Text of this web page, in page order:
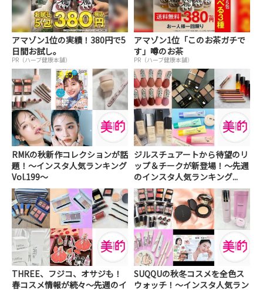
アマゾン1位の実績！380円で5
日間お試し。
PR（ハーブ健康本舗）
アマゾン1位「このお茶ガチで
す」噂のお茶
PR（ハーブ健康本舗）
RMKの秋新作コレクションが話
題！～インスタ人気ランキング
Vol.199～
ジルスチュアートから待望のリ
ップ＆チークが新登場！～先週
のインスタ人気ランキング...
THREE、フジコ、オサジも！
春コスメ情報が続々～先週のイ
SUQQUの秋冬コスメを全色ス
ウォッチ！～インスタ人気ラン